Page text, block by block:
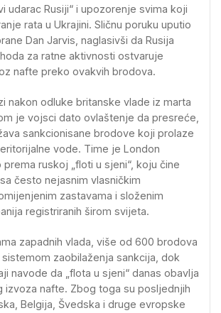
udarac Rusiji“ i upozorenje svima koji
rata u Ukrajini. Sličnu poruku uputio
Dan Jarvis, naglasivši da Rusija
za ratne aktivnosti ostvaruje
nafte preko ovakvih brodova.
nakon odluke britanske vlade iz marta
je vojsci dato ovlaštenje da presreće,
sankcionisane brodove koji prolaze
vode. Time je London
ruskoj „floti u sjeni“, koju čine
često nejasnim vlasničkim
zastavama i složenim
registriranih širom svijeta.
zapadnih vlada, više od 600 brodova
zaobilaženja sankcija, dok
navode da „flota u sjeni“ danas obavlja
izvoza nafte. Zbog toga su posljednjih
Belgija, Švedska i druge evropske